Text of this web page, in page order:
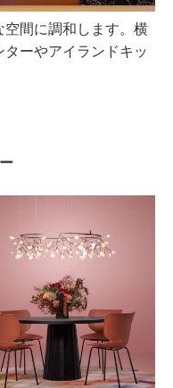
間に調和します。横
ーやアイランドキッ